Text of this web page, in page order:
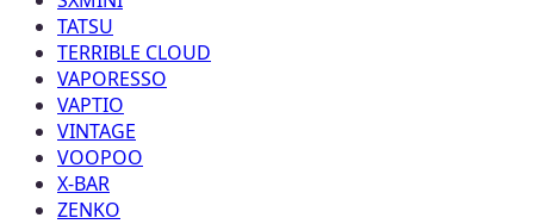
TATSU
TERRIBLE CLOUD
VAPORESSO
VAPTIO
VINTAGE
VOOPOO
X-BAR
ZENKO